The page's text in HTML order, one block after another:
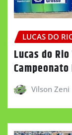
LUCAS DO
Lucas do
Vilson Zeni